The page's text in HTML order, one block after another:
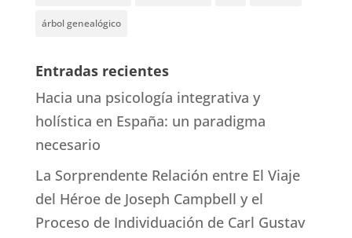
árbol genealógico
Entradas recientes
Hacia una psicología integrativa y
holística en España: un paradigma
necesario
La Sorprendente Relación entre El Viaje
del Héroe de Joseph Campbell y el
Proceso de Individuación de Carl Gustav